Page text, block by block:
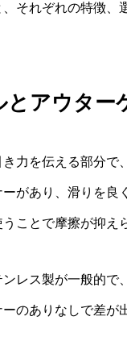
それぞれの特徴、
アウター
力を伝える部分で
があり、滑りを
ことで摩擦が抑え
レス製が一般的で
のありなしで差